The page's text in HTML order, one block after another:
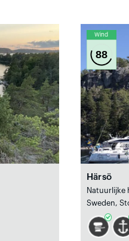
Wind
88
Härsö
Natuurlijke
Sweden,